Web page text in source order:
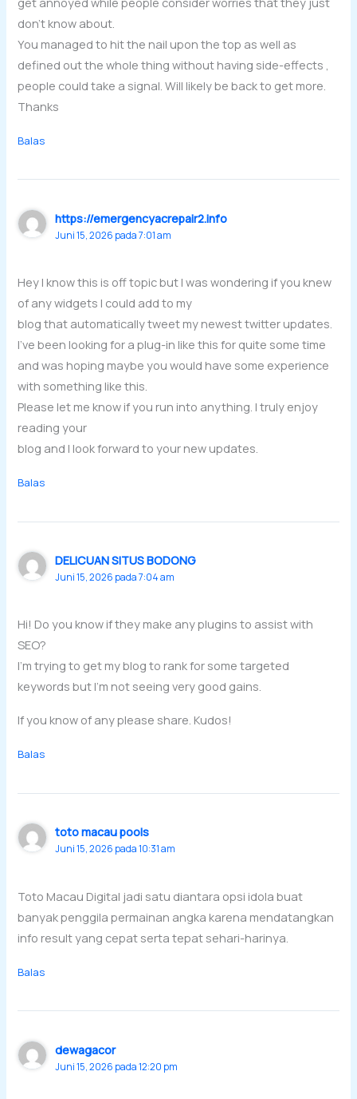
don’t know about.
You managed to hit the nail upon the top as well as
defined out the whole thing without having side-effects ,
people could take a signal. Will likely be back to get more.
Thanks
Balas
https://emergencyacrepair2.info
Juni 15, 2026 pada 7:01 am
Hey I know this is off topic but I was wondering if you knew
of any widgets I could add to my
blog that automatically tweet my newest twitter updates.
I’ve been looking for a plug-in like this for quite some time
and was hoping maybe you would have some experience
with something like this.
Please let me know if you run into anything. I truly enjoy
reading your
blog and I look forward to your new updates.
Balas
DELICUAN SITUS BODONG
Juni 15, 2026 pada 7:04 am
Hi! Do you know if they make any plugins to assist with
SEO?
I’m trying to get my blog to rank for some targeted
keywords but I’m not seeing very good gains.
If you know of any please share. Kudos!
Balas
toto macau pools
Juni 15, 2026 pada 10:31 am
Toto Macau Digital jadi satu diantara opsi idola buat
banyak penggila permainan angka karena mendatangkan
info result yang cepat serta tepat sehari-harinya.
Balas
dewagacor
Juni 15, 2026 pada 12:20 pm